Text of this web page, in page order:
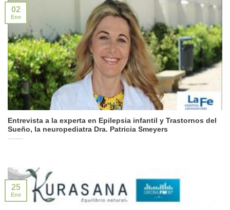
Entrevista a la experta en Epilepsia infantil y Trastornos del
Sueño, la neuropediatra Dra. Patricia Smeyers
02
Ene
25
Ene